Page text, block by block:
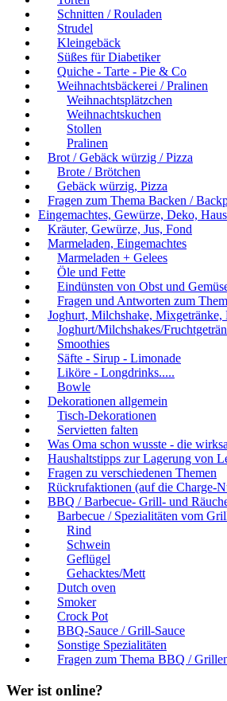
Schnitten / Rouladen
Strudel
Kleingebäck
Süßes für Diabetiker
Quiche - Tarte - Pie & Co
Weihnachtsbäckerei / Pralinen
Weihnachtsplätzchen
Weihnachtskuchen
Stollen
Pralinen
Brot / Gebäck würzig / Pizza
Brote / Brötchen
Gebäck würzig, Pizza
Fragen zum Thema Backen /
Eingemachtes, Gewürze, Deko,
Kräuter, Gewürze, Jus, Fond
Marmeladen, Eingemachtes
Marmeladen + Gelees
Öle und Fette
Eindünsten von Obst und
Fragen und Antworten zum
Joghurt, Milchshake, Mixgetränke,
Joghurt/Milchshakes/
Smoothies
Säfte - Sirup - Limonade
Liköre - Longdrinks.....
Bowle
Dekorationen allgemein
Tisch-Dekorationen
Servietten falten
Was Oma schon wusste - die
Haushaltstipps zur Lagerung von
Fragen zu verschiedenen Themen
Rückrufaktionen (auf die Charge-
BBQ / Barbecue- Grill- und
Barbecue / Spezialitäten vom
Rind
Schwein
Geflügel
Gehacktes/Mett
Dutch oven
Smoker
Crock Pot
BBQ-Sauce / Grill-Sauce
Sonstige Spezialitäten
Fragen zum Thema BBQ /
Wer ist online?